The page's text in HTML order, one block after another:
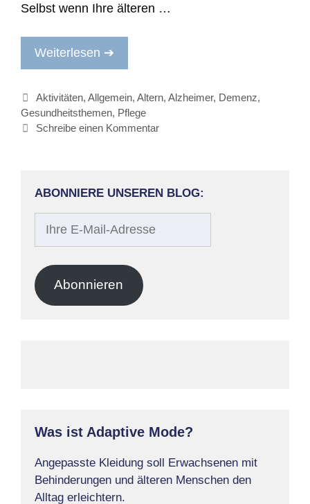
Selbst wenn Ihre älteren …
Weiterlesen ➔
Kategorien
Aktivitäten,Allgemein,Altern,Alzheimer, Demenz,
Gesundheitsthemen, Pflege
Schreibe einen Kommentar
ABONNIERE UNSEREN BLOG:
Adresse
Abonnieren
Was ist Adaptive Mode?
Angepasste Kleidung soll Erwachsenen mit
Behinderungen und älteren Menschen den
Alltag erleichtern.